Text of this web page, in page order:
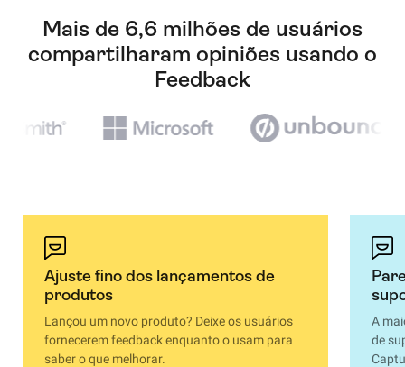
Mais de 6,6 milhões de usuários
compartilharam opiniões usando o
Feedback
Ajuste fino dos lançamentos de
produtos
Lançou um novo produto? Deixe os usuários
fornecerem feedback enquanto o usam para
saber o que melhorar.
A
de